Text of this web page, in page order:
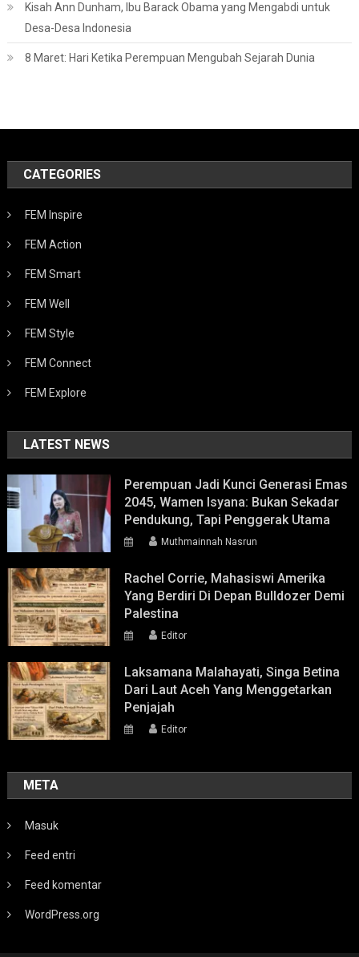
Kisah Ann Dunham, Ibu Barack Obama yang Mengabdi untuk
Desa-Desa Indonesia
8 Maret: Hari Ketika Perempuan Mengubah Sejarah Dunia
CATEGORIES
FEM Inspire
FEM Action
FEM Smart
FEM Well
FEM Style
FEM Connect
FEM Explore
LATEST NEWS
Perempuan Jadi Kunci Generasi Emas
2045, Wamen Isyana: Bukan Sekadar
Pendukung, Tapi Penggerak Utama
Muthmainnah Nasrun
Rachel Corrie, Mahasiswi Amerika
Yang Berdiri Di Depan Bulldozer Demi
Palestina
Editor
Laksamana Malahayati, Singa Betina
Dari Laut Aceh Yang Menggetarkan
Penjajah
Editor
META
Masuk
Feed entri
Feed komentar
WordPress.org